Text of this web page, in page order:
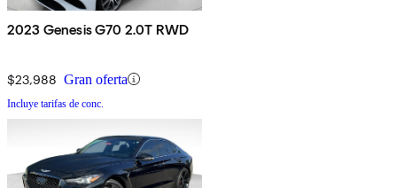
2023 Genesis G70 2.0T RWD
$23,988 Gran oferta
Incluye tarifas de conc.